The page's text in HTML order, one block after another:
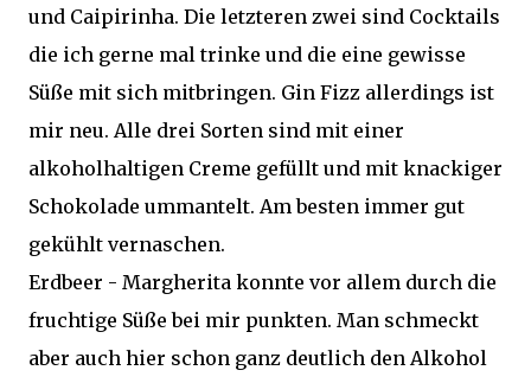
und Caipirinha. Die letzteren zwei sind Cocktails
die ich gerne mal trinke und die eine gewisse
Süße mit sich mitbringen. Gin Fizz allerdings ist
mir neu. Alle drei Sorten sind mit einer
alkoholhaltigen Creme gefüllt und mit knackiger
Schokolade ummantelt. Am besten immer gut
gekühlt vernaschen.
Erdbeer - Margherita konnte vor allem durch die
fruchtige Süße bei mir punkten. Man schmeckt
aber auch hier schon ganz deutlich den Alkohol